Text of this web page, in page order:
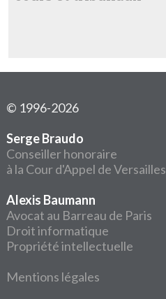
© 1996-2026
Serge Braudo
Conseiller honoraire
à la Cour d'Appel de Versailles
Alexis Baumann
Avocat au Barreau de Paris
Droit informatique
Propriété intellectuelle
Mentions légales